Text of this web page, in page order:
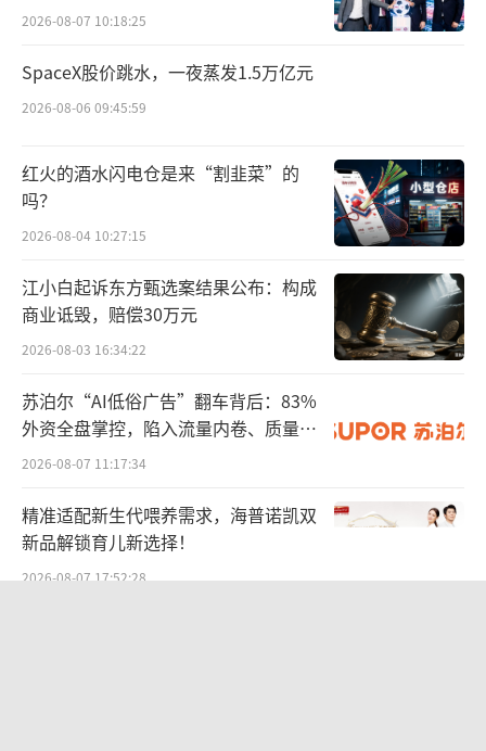
如何帮大家实现居住提质？
城市更新。
发生的。
事实上，早在2022年湖北省住房和城乡建
设厅就发布了《湖北省城市更新工作指引（试
行）》，提出建立城市更新统筹工作机制，并
建议各地市政府明确城市更新主管部门。此次
湖北各地住建局的更名，是对省的这一政策的
落地。
城市规划发展方向转变
城市更新成为主角，不仅是在湖北，也是
在全国。
2026-08-07 10:18:25
SpaceX股价跳水，一夜蒸发1.5万亿元
2026-08-06 09:45:59
红火的酒水闪电仓是来“割韭菜”的
吗？
2026-08-04 10:27:15
江小白起诉东方甄选案结果公布：构成
商业诋毁，赔偿30万元
2026-08-03 16:34:22
苏泊尔“AI低俗广告”翻车背后：83%
外资全盘掌控，陷入流量内卷、质量频
发的负循环
2026-08-07 11:17:34
精准适配新生代喂养需求，海普诺凯双
新品解锁育儿新选择！
2026-08-07 17:52:28